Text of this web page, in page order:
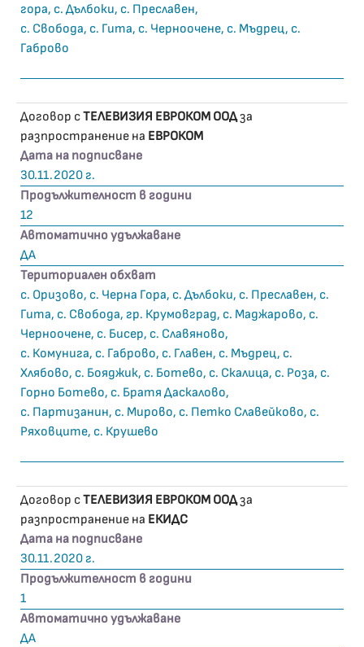
гора, с. Дълбоки, с. Преславен,
с. Свобода, с. Гита, с. Черноочене, с. Мъдрец, с.
Габрово
Договор сТЕЛЕВИЗИЯ ЕВРОКОМ ООДза
разпространение на ЕВРОКОМ
Дата на подписване
30.11.2020 г.
Продължителност в години
12
Автоматично удължаване
ДА
Териториален обхват
с. Оризово, с. Черна Гора, с. Дълбоки, с. Преславен, с.
Гита, с. Свобода, гр. Крумовград, с. Маджарово, с.
Черноочене, с. Бисер, с. Славяново,
с. Комунига, с. Габрово, с. Главен, с. Мъдрец, с.
Хлябово, с. Бояджик, с. Ботево, с. Скалица, с. Роза, с.
Горно Ботево, с. Братя Даскалово,
с. Партизанин, с. Мирово, с. Петко Славейково, с.
Ряховците, с. Крушево
Договор сТЕЛЕВИЗИЯ ЕВРОКОМ ООДза
разпространение на ЕКИДС
Дата на подписване
30.11.2020 г.
Продължителност в години
1
Автоматично удължаване
ДА